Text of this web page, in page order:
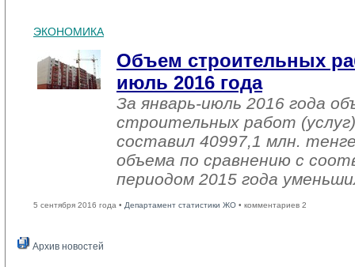
ЭКОНОМИКА
Объем строительных
июль 2016 года
За январь-июль 2016 года
строительных работ
составил 40997,1 млн.
объема по сравнению с
периодом 2015 года
5 сентября 2016 года • Департамент статистики ЖО • комментариев 2
Архив новостей